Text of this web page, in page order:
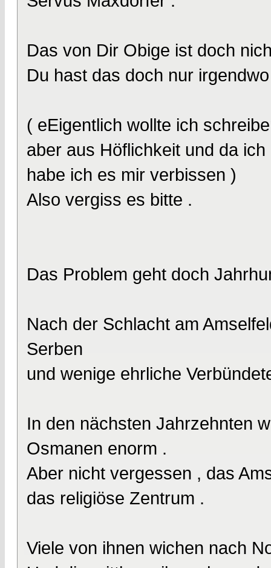
Das von Dir Obige ist doch
Du hast das doch nur
( eEigentlich wollte ich
aber aus Höflichkeit und da
habe ich es mir verbissen )
Also vergiss es bitte .
Das Problem geht doch
Nach der Schlacht am
Serben
und wenige ehrliche
In den nächsten Jahrzehnten
Osmanen enorm .
Aber nicht vergessen , das
das religiöse Zentrum .
Viele von ihnen wichen nach